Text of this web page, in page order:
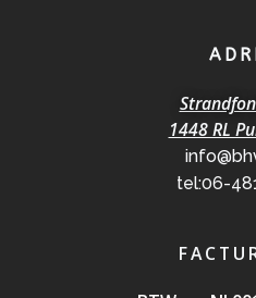
1448 RL
tel:06-